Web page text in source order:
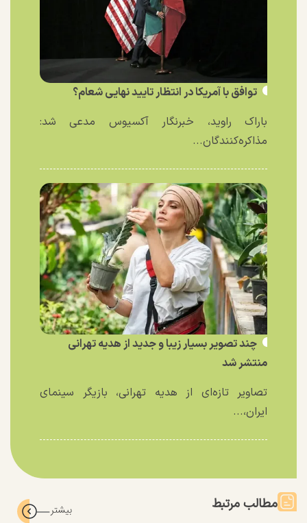
توافق با آمریکا در انتظار تایید نهایی شعام؟
باراک راوید، خبرنگار آکسیوس مدعی شد:
مذاکره‌کنندگان...
چند تصویر بسیار زیبا و جدید از هدیه تهرانی
منتشر شد
تصاویر تازه‌ای از هدیه تهرانی، بازیگر سینمای
ایران،...
مطالب مرتبط